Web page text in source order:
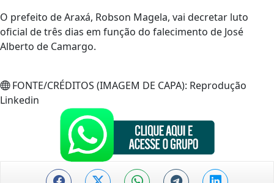
O prefeito de Araxá, Robson Magela, vai decretar luto
oficial de três dias em função do falecimento de José
Alberto de Camargo.
FONTE/CRÉDITOS (IMAGEM DE CAPA): Reprodução
Linkedin